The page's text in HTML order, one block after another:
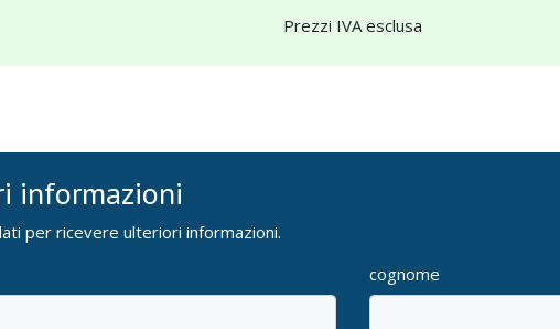
Prezzi IVA esclusa
informazioni
per ricevere ulteriori informazioni.
cognome